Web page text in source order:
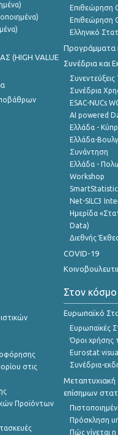
(HIGH VALUE
στις
Προϊόντων
Επιθεώρηση
Επιθεώρηση
Ελληνικό
Προγράμματα
Συνέδρια και
Συνέδρια
ESAC-NUCs
AI powered
Ελλάδα -
Ελλάδα-
Συνάντηση
Ελλάδα -
Workshop
Net-SILC3
Ημερίδα
Data)
Διεθνής
COVID-19
Στον κόσμο
Ευρωπαϊκό
Ευρωπαϊκές
Όροι χρήσης
Eurostat
Συνέδρια-
Μεταπτυχιακή
επίσημων
Πρόσκληση
Πώς γίνεται